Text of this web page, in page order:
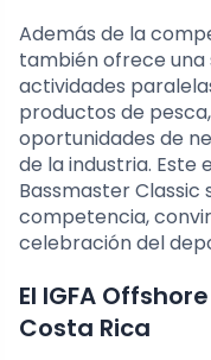
Además de la
también ofrece una
actividades
productos de
oportunidades de
de la industria. Este
Bassmaster Classic
competencia,
celebración del
El IGFA
Costa Rica